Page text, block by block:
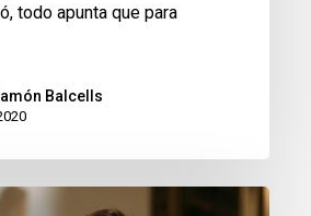
todo apunta que para
Balcells